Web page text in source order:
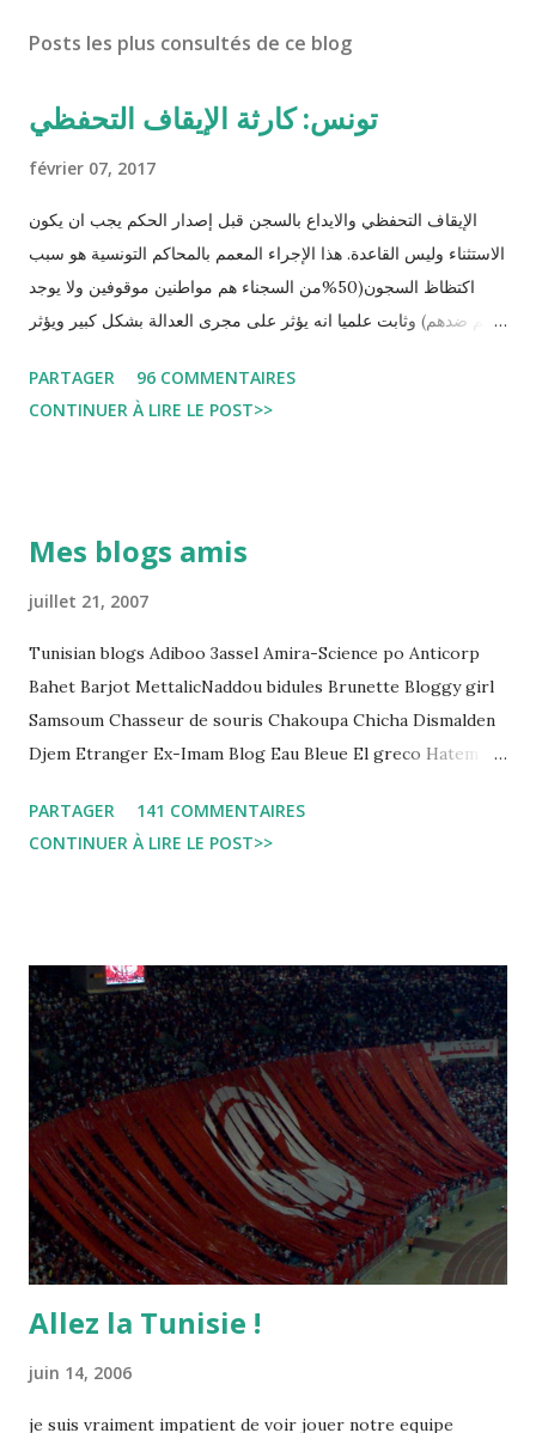
Posts les plus consultés de ce blog
تونس: كارثة الإيقاف التحفظي
février 07, 2017
الإيقاف التحفظي والايداع بالسجن قبل إصدار الحكم يجب ان يكون
الاستثناء وليس القاعدة. هذا الإجراء المعمم بالمحاكم التونسية هو سبب
اكتظاظ السجون(50%من السجناء هم مواطنين موقوفين ولا يوجد
حكم ضدهم) وثابت علميا انه يؤثر على مجرى العدالة بشكل كبير ويؤثر
التي قضاها تحفظيا . هذه الممارسات تسبب كوارث اجتماعية واقتصادية
و تجعل المواطن يحقد على المنظومة القضائية و يحس بالظلم و القهر
regard des Lignes directrices Luanda"
PARTAGER
96 COMMENTAIRES
CONTINUER À LIRE LE POST>>
Mes blogs amis
juillet 21, 2007
Tunisian blogs Adiboo 3assel Amira-Science po Anticorp
Bahet Barjot MettalicNaddou bidules Brunette Bloggy girl
Samsoum Chasseur de souris Chakoupa Chicha Dismalden
Djem Etranger Ex-Imam Blog Eau Bleue El greco Hatem
Leila fi amarikia Little Sarah American girl Massir mots a
dire Mouch ex Mazzika Tun...
PARTAGER
141 COMMENTAIRES
CONTINUER À LIRE LE POST>>
Allez la Tunisie !
juin 14, 2006
je suis vraiment impatient de voir jouer notre equipe